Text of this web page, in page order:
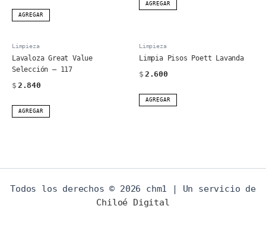
AGREGAR
AGREGAR
Limpieza
Lavaloza Great Value
Selección – 117
$ 2.840
AGREGAR
Limpieza
Limpia Pisos Poett Lavanda
$ 2.600
AGREGAR
Todos los derechos © 2026 chm1 | Un servicio de
Chiloé Digital